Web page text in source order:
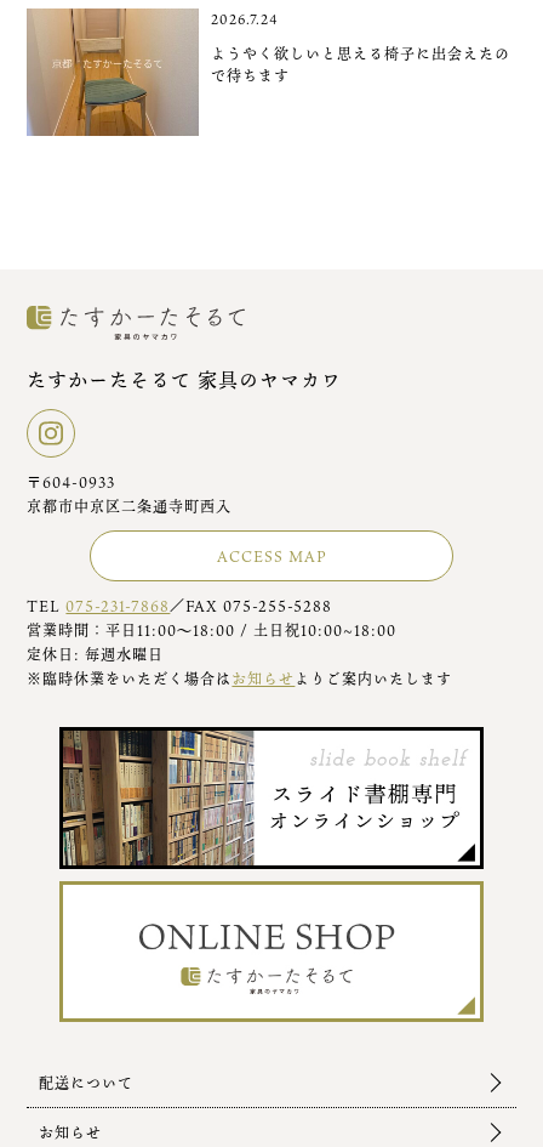
2026.7.24
ようやく欲しいと思える椅子に出会えたの
で待ちます
たすかーたそるて 家具のヤマカワ
〒604-0933
京都市中京区二条通寺町西入
ACCESS MAP
TEL075-231-7868／FAX 075-255-5288
営業時間：平日11:00～18:00 / 土日祝10:00~18:00
定休日: 毎週水曜日
※臨時休業をいただく場合はお知らせ よりご案内いたします
配送について
お知らせ